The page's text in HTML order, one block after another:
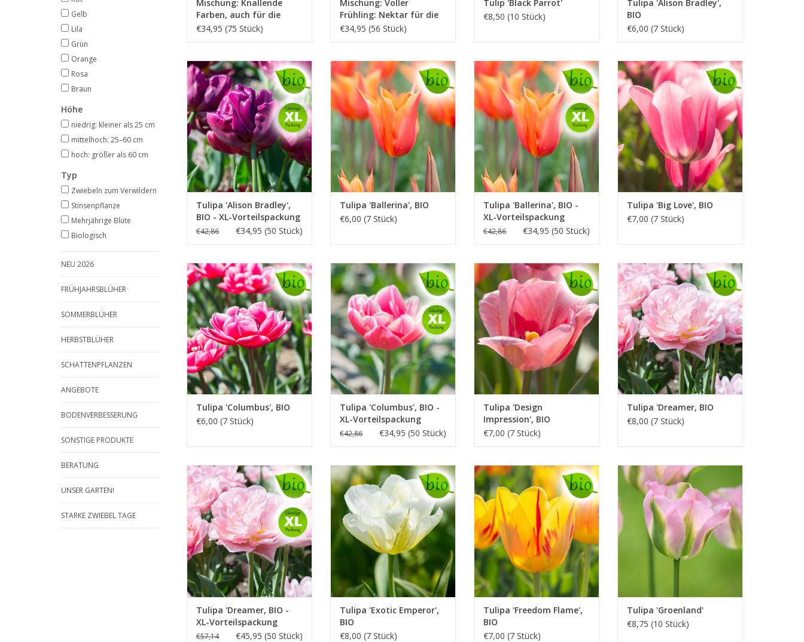
Gelb
Lila
Grün
Orange
Rosa
Braun
Höhe
niedrig: kleiner als 25 cm
mittelhoch: 25–60 cm
hoch: größer als 60 cm
Typ
Zwiebeln zum Verwildern
Stinsenpflanze
Mehrjährige Blüte
Biologisch
NEU 2026
FRÜHJAHRSBLÜHER
SOMMERBLÜHER
HERBSTBLÜHER
SCHATTENPFLANZEN
ANGEBOTE
BODENVERBESSERUNG
SONSTIGE PRODUKTE
BERATUNG
UNSER GARTEN!
STARKE ZWIEBEL TAGE
Mischung: Knallende
Farben, auch für die
Biene – BIO
€34,95 (75 Stück)
Mischung: Voller
Frühling: Nektar für die
Biene – BIO
€34,95 (56 Stück)
Tulip 'Black Parrot'
€8,50 (10 Stück)
Tulipa 'Alison Bradley',
BIO
€6,00 (7 Stück)
Tulpe
April, purpur/rot, 35 cm
INFO UND KAUFEN
Tulipa 'Alison Bradley',
BIO - XL-Vorteilspackung
€42,86 €34,95 (50 Stück)
April/Mai, orange, 50 cm
Mit gut haltbarer Blume
INFO UND KAUFEN
Tulipa 'Ballerina', BIO
€6,00 (7 Stück)
April/Mai, orange, 50 cm
Mit gut haltbarer Blume
INFO UND KAUFEN
Tulipa 'Ballerina', BIO -
XL-Vorteilspackung
€42,86 €34,95 (50 Stück)
April/Mai, satin-rosa, 45–55 cm
Satin-rosa mit subtiler lila Tönung
INFO UND KAUFEN
Tulipa 'Big Love', BIO
€7,00 (7 Stück)
April/Mai, rosa mit weiss, 40 cm
Doppelte Tulpe, kompakt, blüht
lange
INFO UND KAUFEN
Tulipa 'Columbus', BIO
€6,00 (7 Stück)
April/Mai, rosa mit weiss, 40 cm
Doppelte Tulpe, kompakt, blüht
lange
INFO UND KAUFEN
Tulipa 'Columbus', BIO -
XL-Vorteilspackung
€42,86 €34,95 (50 Stück)
April/Mai, zartrosa, 55 cm
INFO UND KAUFEN
Tulipa 'Design
Impression', BIO
€7,00 (7 Stück)
Tulpe
April/Mai, rosa, 45 cm
Eine grosse Blume in der vollen
Sonne
INFO UND KAUFEN
Tulipa 'Dreamer, BIO
€8,00 (7 Stück)
Tulpe
April/Mai, rosa, 45 cm
Eine grosse Blume in der vollen
Sonne
INFO UND KAUFEN
Tulipa 'Dreamer, BIO -
XL-Vorteilspackung
€57,14 €45,95 (50 Stück)
April, creme-grün, 30–40 cm
Semi-gefüllt, stark, lange blühend.
Empfehlung!
INFO UND KAUFEN
Tulipa 'Exotic Emperor',
BIO
€8,00 (7 Stück)
April/Mai, gelb/rot, 50 cm
Triumph-Tulpe mit feurigen
Farben
INFO UND KAUFEN
Tulipa 'Freedom Flame',
BIO
€7,00 (7 Stück)
Anfang Mai, rosa mit grünen
Flammen, 40 cm
INFO UND KAUFEN
Tulipa 'Groenland'
€8,75 (10 Stück)